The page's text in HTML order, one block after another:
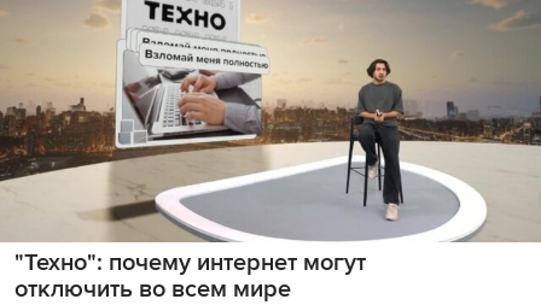
"Техно": почему интернет могут
отключить во всем мире